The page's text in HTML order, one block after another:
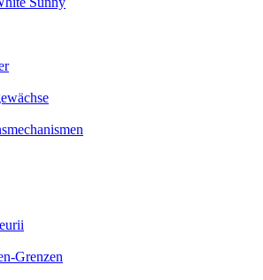
Grenzen